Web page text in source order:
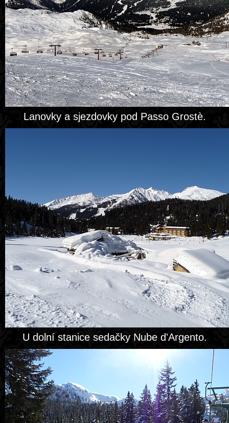
Lanovky a sjezdovky pod Passo Grostè.
U dolní stanice sedačky Nube d'Argento.